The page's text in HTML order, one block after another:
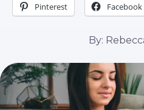
Pinterest Facebook
By: